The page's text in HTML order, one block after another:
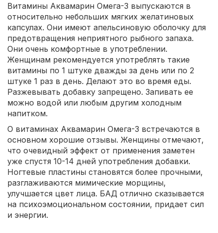
Витамины Аквамарин Омега-3 выпускаются в
относительно небольших мягких желатиновых
капсулах. Они имеют апельсиновую оболочку для
предотвращения неприятного рыбного запаха.
Они очень комфортные в употреблении.
Женщинам рекомендуется употреблять такие
витамины по 1 штуке дважды за день или по 2
штуке 1 раз в день. Делают это во время еды.
Разжевывать добавку запрещено. Запивать ее
можно водой или любым другим холодным
напитком.
О витаминах Аквамарин Омега-3 встречаются в
основном хорошие отзывы. Женщины отмечают,
что очевидный эффект от применения заметен
уже спустя 10-14 дней употребления добавки.
Ногтевые пластины становятся более прочными,
разглаживаются мимические морщины,
улучшается цвет лица. БАД отлично сказывается
на психоэмоциональном состоянии, придает сил
и энергии.